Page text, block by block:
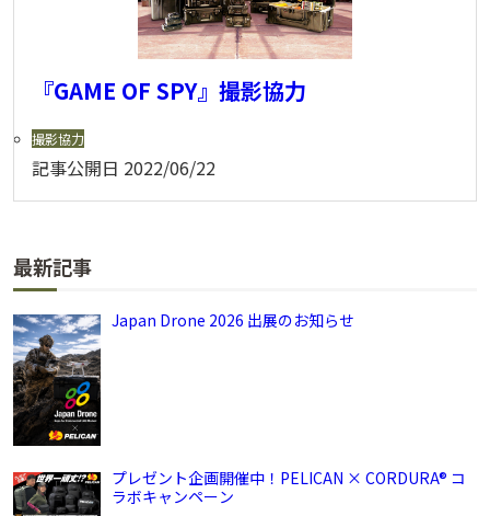
『GAME OF SPY』撮影協力
撮影協力
記事公開日 2022/06/22
最新記事
Japan Drone 2026 出展のお知らせ
プレゼント企画開催中！PELICAN × CORDURA® コ
ラボキャンペーン